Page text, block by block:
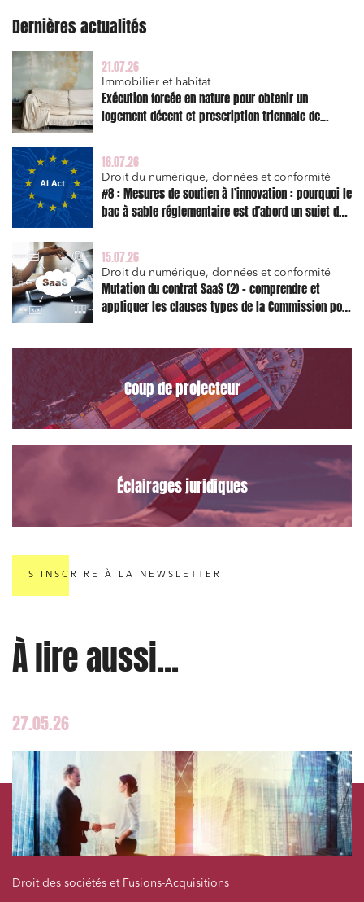
Dernières actualités
21.07.26
Immobilier et habitat
Exécution forcée en nature pour obtenir un
logement décent et prescription triennale de
16.07.26
Droit du numérique, données et conformité
#8 : Mesures de soutien à l’innovation : pourquoi le
bac à sable réglementaire est d’abord un sujet de
15.07.26
Droit du numérique, données et conformité
Mutation du contrat SaaS (2) – comprendre et
appliquer les clauses types de la Commission pour
Coup de projecteur
Éclairages juridiques
S'INSCRIRE À LA NEWSLETTER
À lire aussi...
27.05.26
Droit des sociétés et Fusions-Acquisitions